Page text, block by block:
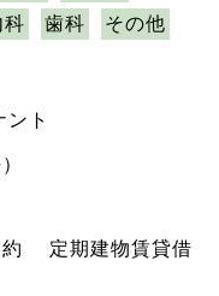
科 歯科 その他
ト
約 定期建物賃貸借